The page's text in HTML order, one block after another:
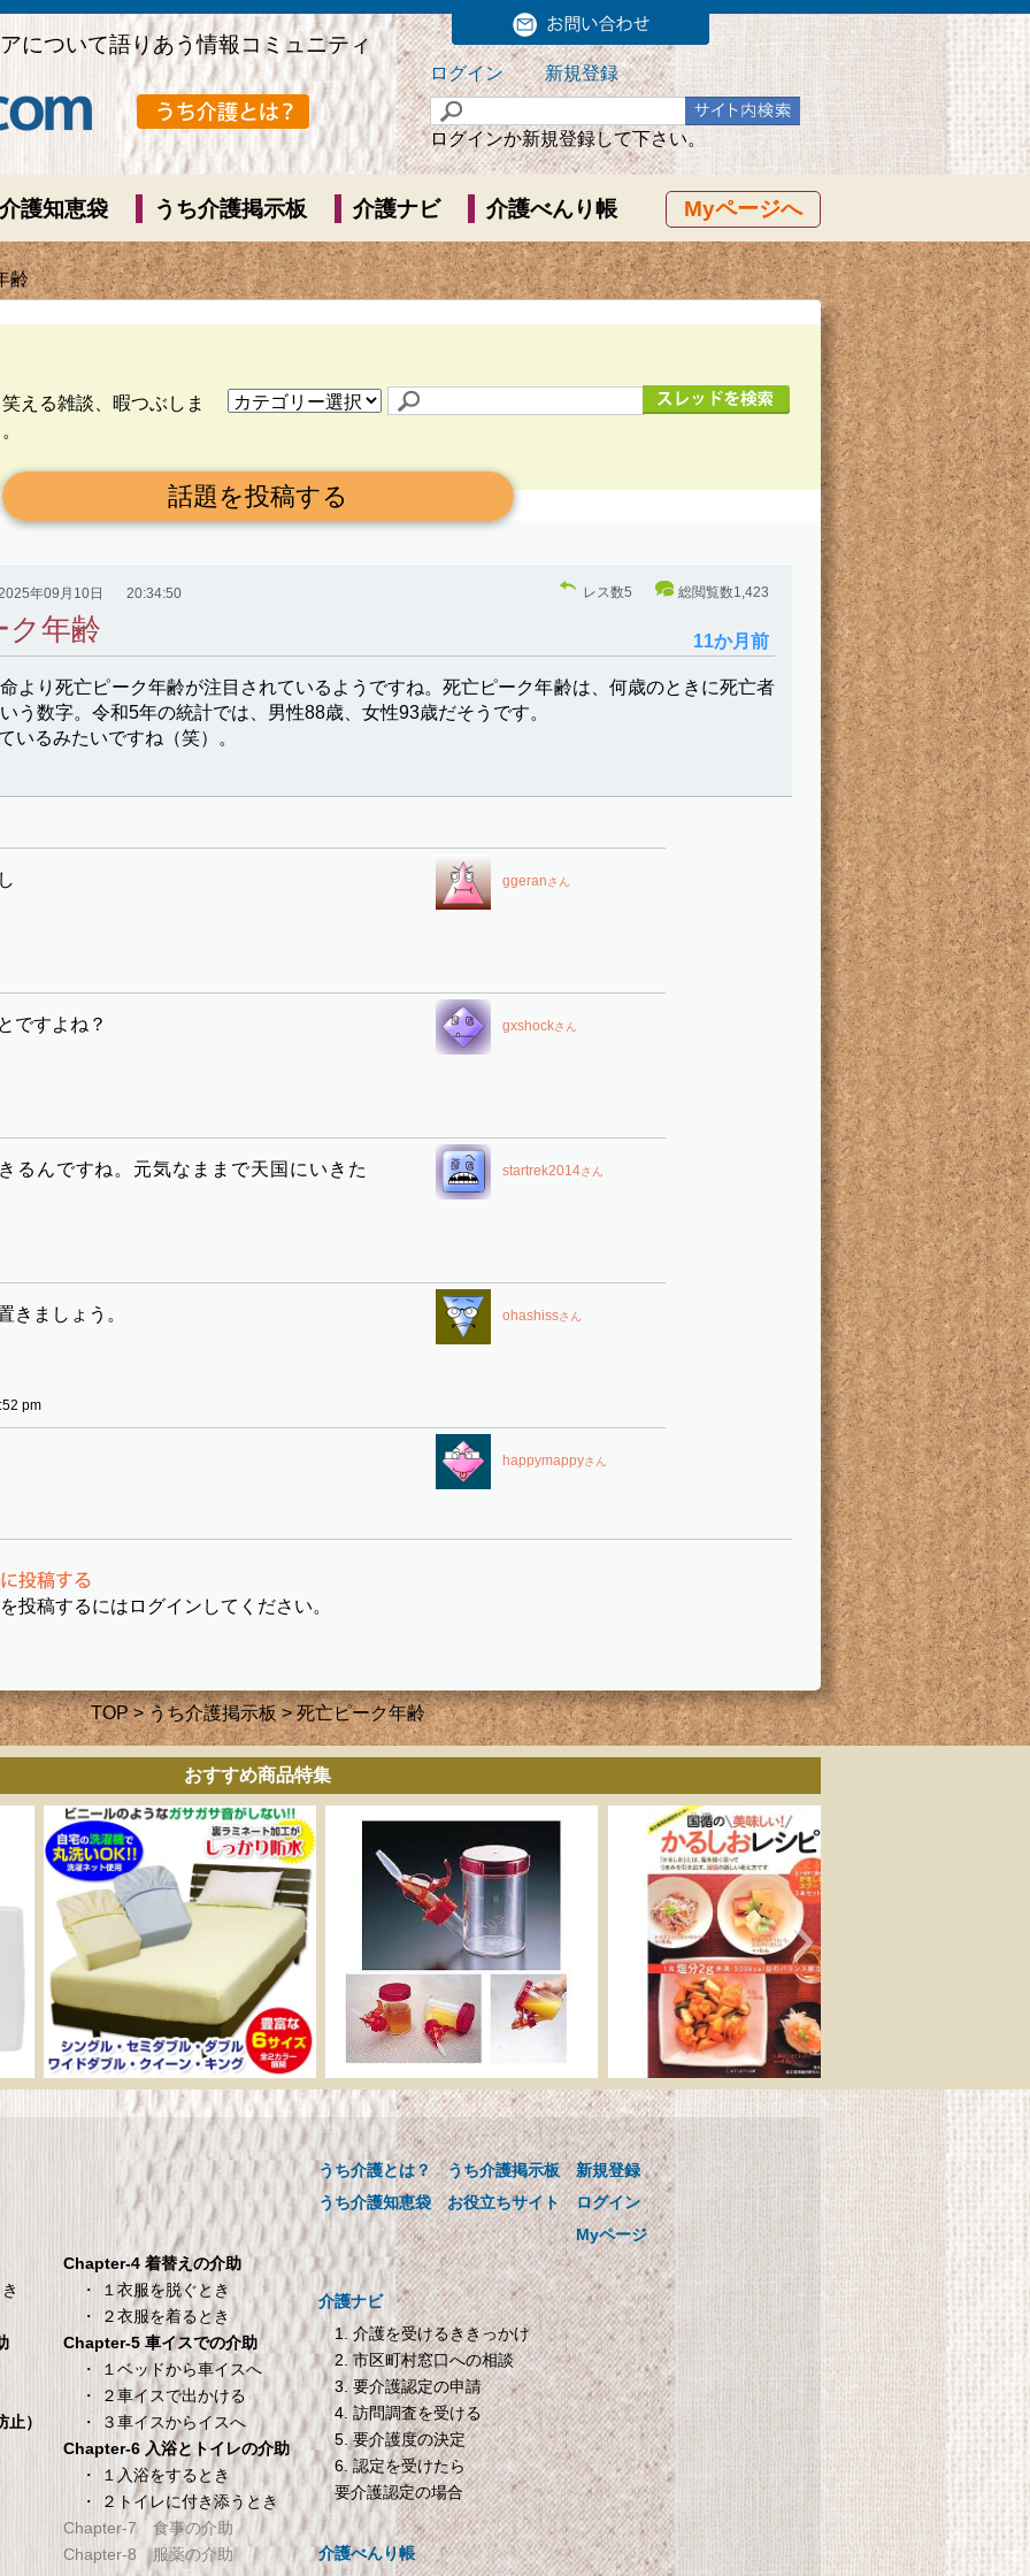
について語りあう情報コミュニティ
ログイン 新規登録
ログインか新規登録して下さい。
Myページへ
護知恵袋 うち介護掲示板 介護ナビ 介護べんり帳
齢
える雑談、暇つぶしま
話題を投稿する
年09月10日 20:34:50
ク年齢
より死亡ピーク年齢が注目されているようですね。死亡ピーク年齢は、何歳のときに死亡者
う数字。令和5年の統計では、男性88歳、女性93歳だそうです。
いるみたいですね（笑）。
11か月前
レス数5 総閲覧数1,423
ggeranさん
gxshockさん
ですよね？
startrek2014さん
るんですね。元気なままで天国にいきた
ohashissさん
きましょう。
pm
happymappyさん
投稿するにはログインしてください。
TOP>うち介護掲示板> 死亡ピーク年齢
おすすめ商品特集
カー直販 ベッド用ボ
クスシーツ 防水シー
【介護シーツ･ベッド
水シーツ】シングル
クリーム
カー直販 ベッド用ボックス
ツ 防水シーツ 【介護シーツ･
ッド用防水シーツ】シングル
100×200×30cm クリーム
介助用食器 らくらくゴ
ックンスープ・お茶用
【介護用品】
介助用食器 らくらくゴックンス
ープ・お茶用【介護用品】
国循の美味しい! かるし
おレシピ 0.1mlまで量れ
る! かるしおスプーン3本
セットつき
国循の美味しい! かるしおレシピ
0.1mlまで量れる! かるしおスプー
ン3本セットつき
【乗った人をピ
と当てる「乗るピタ
能」搭載】 体組成計
ワイト BC-754-WH
【乗った人をピタリと当
「乗るピタ機能」搭載】 体
成計 ホワイト BC-754-WH
オムロン HEM-7200 自
動血圧計
オムロン HEM-7200 自動血圧計
SHARP プラズマクラス
ター搭載 加湿機 気化式
パーソナルタイプ ブル
ー系 HV-C30-A
SHARP プラズマクラスター搭載
加湿機 気化式 パーソナルタイプ
ブルー系 HV-C30-A
）
Chapter-4 着替えの介助
・ １衣服を脱ぐとき
・ ２衣服を着るとき
Chapter-5 車イスでの介助
・ １ベッドから車イスへ
・ ２車イスで出かける
・ ３車イスからイスへ
Chapter-6 入浴とトイレの介助
・ １入浴をするとき
・ ２トイレに付き添うとき
Chapter-7 食事の介助
Chapter-8 服薬の介助
うち介護とは？
うち介護知恵袋
うち介護掲示板
お役立ちサイト
新規登録
ログイン
Myページ
介護ナビ
1. 介護を受けるききっかけ
2. 市区町村窓口への相談
3. 要介護認定の申請
4. 訪問調査を受ける
5. 要介護度の決定
6. 認定を受けたら
要介護認定の場合
介護べんり帳